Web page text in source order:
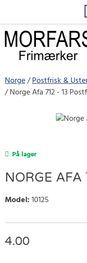
Norge Postfrisk &
Norge Afa 712 - 13
På lager
NORGE AFA
Model:10125
4.00